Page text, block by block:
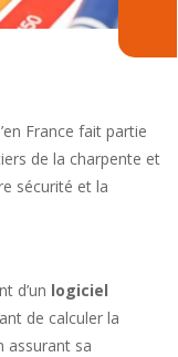
France fait partie
de la charpente et
sécurité et la
d’un logiciel
de calculer la
assurant sa